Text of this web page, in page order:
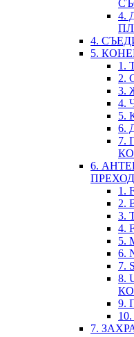
4.
4.
5.
1.
2.
3.
4.
5.
6.
7.
6.
1.
2.
3.
4.
5.
6.
7.
8.
9.
7.